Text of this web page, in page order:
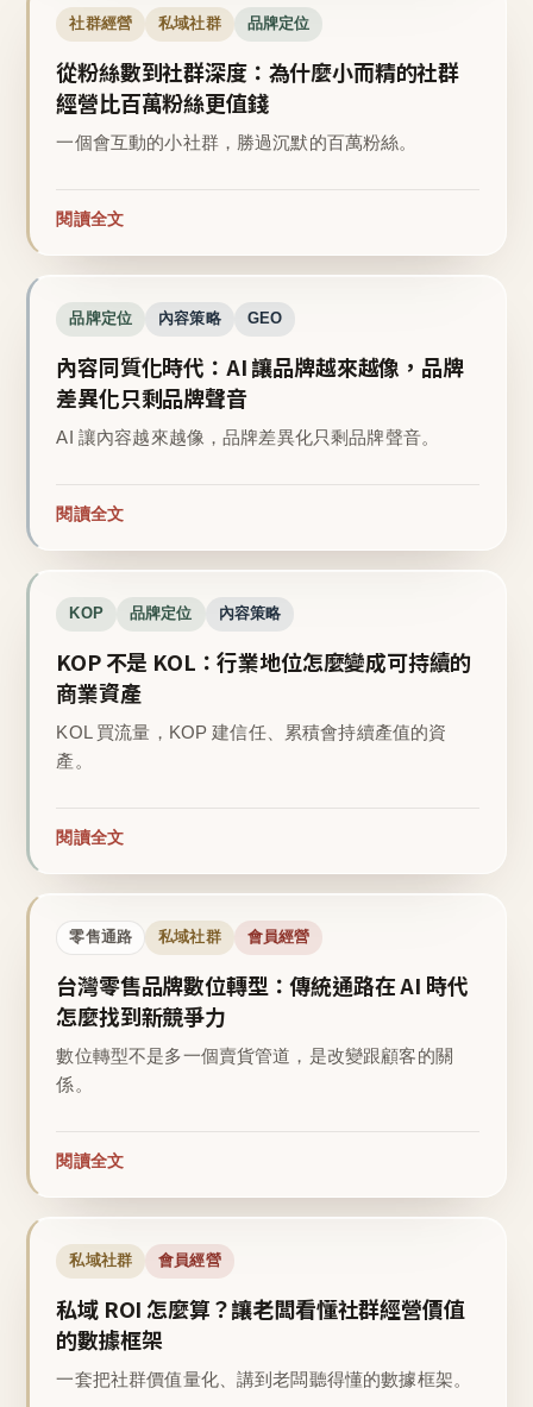
社群經營 私域社群 品牌定位
從粉絲數到社群深度：為什麼小而精的社群
經營比百萬粉絲更值錢
一個會互動的小社群，勝過沉默的百萬粉絲。
閱讀全文
品牌定位 內容策略 GEO
內容同質化時代：AI 讓品牌越來越像，品牌
差異化只剩品牌聲音
AI 讓內容越來越像，品牌差異化只剩品牌聲音。
閱讀全文
KOP 品牌定位 內容策略
KOP 不是 KOL：行業地位怎麼變成可持續的
商業資產
KOL 買流量，KOP 建信任、累積會持續產值的資
產。
閱讀全文
零售通路 私域社群 會員經營
台灣零售品牌數位轉型：傳統通路在 AI 時代
怎麼找到新競爭力
數位轉型不是多一個賣貨管道，是改變跟顧客的關
係。
閱讀全文
私域社群 會員經營
私域 ROI 怎麼算？讓老闆看懂社群經營價值
的數據框架
一套把社群價值量化、講到老闆聽得懂的數據框架。